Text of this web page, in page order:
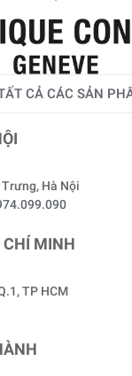
CẢ CÁC SẢN
Hà Nội
CHÍ MINH
TP HCM